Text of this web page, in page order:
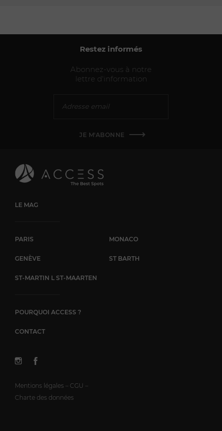
Restez informés
Abonnez-vous à notre
lettre d'information
JE M'ABONNE
LE MAG
PARIS MONACO
GENÈVE ST BARTH
ST-MARTIN L ST-MAARTEN
POURQUOI ACCESS ?
CONTACT
Mentions légales – CGU –
Charte des données